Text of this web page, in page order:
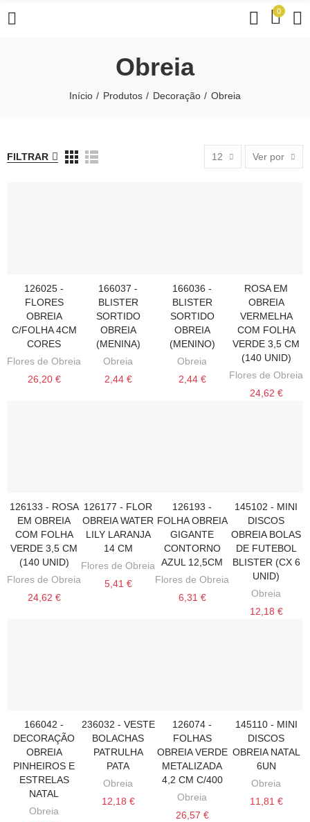
0
Obreia
Início Produtos Decoração Obreia
FILTRAR 12 Ver por
ADICIONAR AO CARRINHO
126025 -
FLORES
OBREIA
C/FOLHA 4CM
CORES
Flores de Obreia
26,20 €
ADICIONAR AO CARRINHO
166037 -
BLISTER
SORTIDO
OBREIA
(MENINA)
Obreia
2,44 €
ADICIONAR AO CARRINHO
166036 -
BLISTER
SORTIDO
OBREIA
(MENINO)
Obreia
2,44 €
ADICIONAR AO
ROSA EM
OBREIA
VERMELHA
COM FOLHA
VERDE 3,5 CM
(140 UNID)
Flores de Obreia
24,62 €
ADICIONAR AO CARRINHO
126133 - ROSA
EM OBREIA
COM FOLHA
VERDE 3,5 CM
(140 UNID)
Flores de Obreia
24,62 €
ADICIONAR AO CARRINHO
126177 - FLOR
OBREIA WATER
LILY LARANJA
14 CM
Flores de Obreia
5,41 €
ADICIONAR AO CARRINHO
126193 -
FOLHA OBREIA
GIGANTE
CONTORNO
AZUL 12,5CM
Flores de Obreia
6,31 €
VER MAIS
145102 - MINI
DISCOS
OBREIA BOLAS
DE FUTEBOL
BLISTER (CX 6
UNID)
Obreia
12,18 €
ADICIONAR AO CARRINHO
166042 -
DECORAÇÃO
OBREIA
PINHEIROS E
ESTRELAS
NATAL
Obreia
VER MAIS
236032 - VESTE
BOLACHAS
PATRULHA
PATA
Obreia
12,18 €
ADICIONAR AO CARRINHO
126074 -
FOLHAS
OBREIA VERDE
METALIZADA
4,2 CM C/400
Obreia
26,57 €
VER MAIS
145110 - MINI
DISCOS
OBREIA NATAL
6UN
Obreia
11,81 €